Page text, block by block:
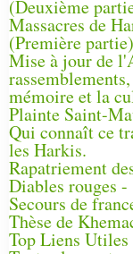
(Deuxième
Massacres de
(Première partie)
Mise à jour de
mémoire et la
Plainte Saint-
Qui connaît ce
les Harkis.
Rapatriement
Diables rouges -
Secours de
Thèse de
Top Liens